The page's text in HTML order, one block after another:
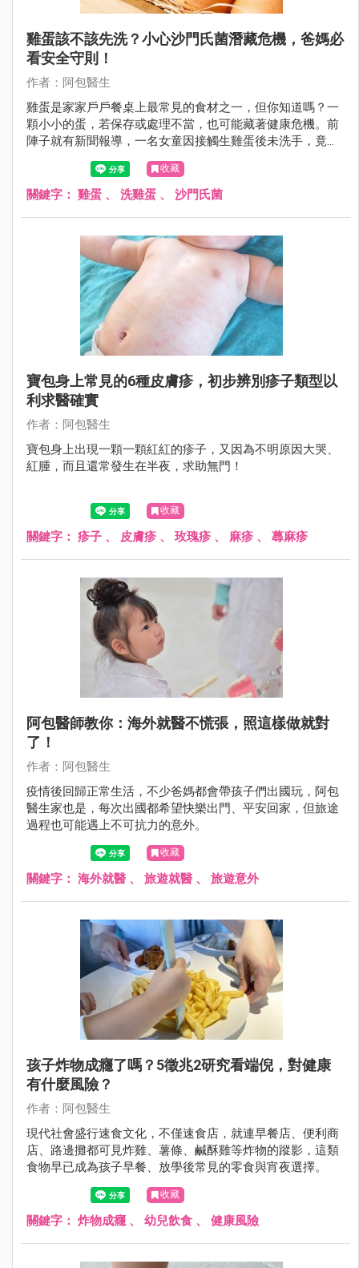
雞蛋該不該先洗？小心沙門氏菌潛藏危機，爸媽必
看安全守則！
作者：阿包醫生
雞蛋是家家戶戶餐桌上最常見的食材之一，但你知道嗎？一
顆小小的蛋，若保存或處理不當，也可能藏著健康危機。前
陣子就有新聞報導，一名女童因接觸生雞蛋後未洗手，竟感
染沙門氏菌高燒不退，讓許多爸媽聞之色變。到底雞蛋該怎
麼挑、怎麼洗、怎麼煮，才能吃得安心？今天就帶大家一起
把「雞蛋安全守則」好好學起來！
收藏
關鍵字： 雞蛋 、 洗雞蛋 、 沙門氏菌
寶包身上常見的6種皮膚疹，初步辨別疹子類型以
利求醫確實
作者：阿包醫生
寶包身上出現一顆一顆紅紅的疹子，又因為不明原因大哭、
紅腫，而且還常發生在半夜，求助無門！
收藏
關鍵字： 疹子 、 皮膚疹 、 玫瑰疹 、 麻疹 、 蕁麻疹
阿包醫師教你：海外就醫不慌張，照這樣做就對
了！
作者：阿包醫生
疫情後回歸正常生活，不少爸媽都會帶孩子們出國玩，阿包
醫生家也是，每次出國都希望快樂出門、平安回家，但旅途
過程也可能遇上不可抗力的意外。
收藏
關鍵字： 海外就醫 、 旅遊就醫 、 旅遊意外
孩子炸物成癮了嗎？5徵兆2研究看端倪，對健康
有什麼風險？
作者：阿包醫生
現代社會盛行速食文化，不僅速食店，就連早餐店、便利商
店、路邊攤都可見炸雞、薯條、鹹酥雞等炸物的蹤影，這類
食物早已成為孩子早餐、放學後常見的零食與宵夜選擇。
收藏
關鍵字： 炸物成癮 、 幼兒飲食 、 健康風險